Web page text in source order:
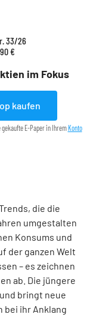
im Fokus
33/26
€
kaufen
gekaufte E-Paper in Ihrem Konto
die die
umgestalten
Konsums und
der ganzen Welt
– es zeichnen
ab. Die jüngere
bringt neue
bei ihr Anklang